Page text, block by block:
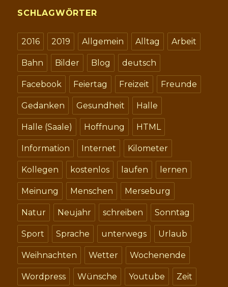
SCHLAGWÖRTER
2016 2019 Allgemein Alltag Arbeit
Bahn Bilder Blog deutsch
Facebook Feiertag Freizeit Freunde
Gedanken Gesundheit Halle
Halle (Saale) Hoffnung HTML
Information Internet Kilometer
Kollegen kostenlos laufen lernen
Meinung Menschen Merseburg
Natur Neujahr schreiben Sonntag
Sport Sprache unterwegs Urlaub
Weihnachten Wetter Wochenende
Wordpress Wünsche Youtube Zeit